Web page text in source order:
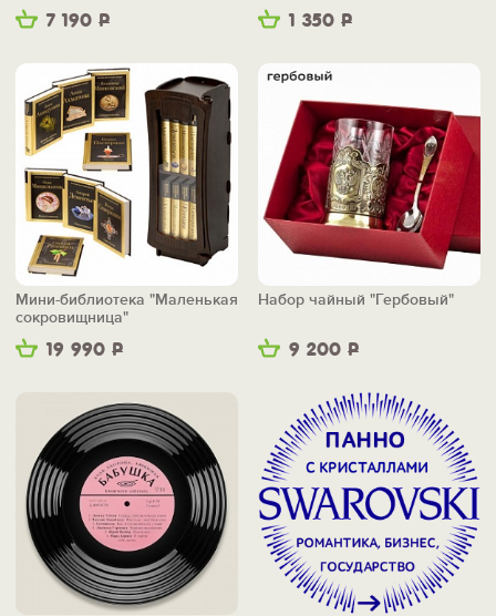
7 190 Р
1 350 Р
19 990 Р
Мини-библиотека "Маленькая
сокровищница"
9 200 Р
Набор чайный "Гербовый"